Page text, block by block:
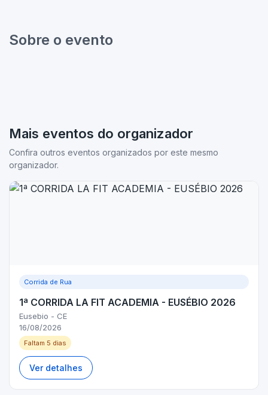
Sobre o evento
Mais eventos do organizador
Confira outros eventos organizados por este mesmo
organizador.
Corrida de Rua
1ª CORRIDA LA FIT ACADEMIA - EUSÉBIO 2026
Eusebio - CE
16/08/2026
Faltam 5 dias
Ver detalhes